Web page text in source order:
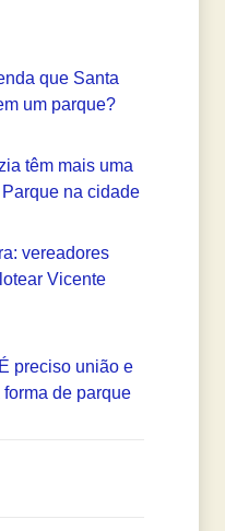
que Santa
um parque?
têm mais uma
na cidade
vereadores
Vicente
preciso união e
forma de parque